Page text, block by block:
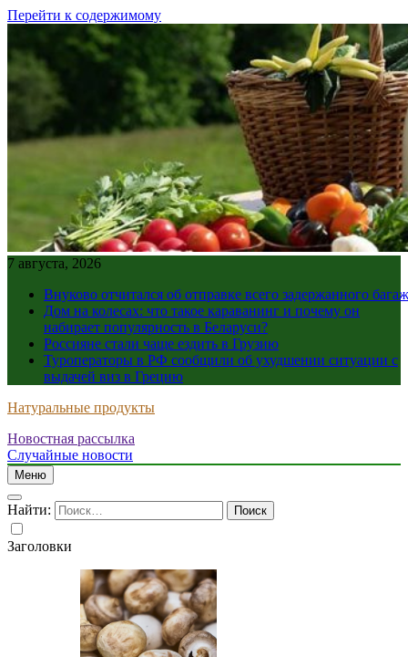
Перейти к содержимому
7 августа, 2026
Внуково отчитался об отправке всего задержанного
Дом на колесах: что такое караванинг и почему он
набирает популярность в Беларуси?
Россияне стали чаще ездить в Грузию
Туроператоры в РФ сообщили об ухудшении ситуации с
выдачей виз в Грецию
Натуральные продукты
Новостная рассылка
Случайные новости
Меню
Найти:
Заголовки